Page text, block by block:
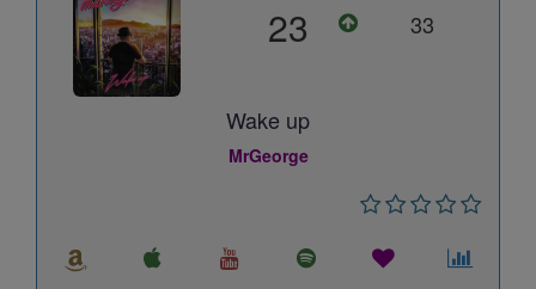
23 33
Wake up
MrGeorge